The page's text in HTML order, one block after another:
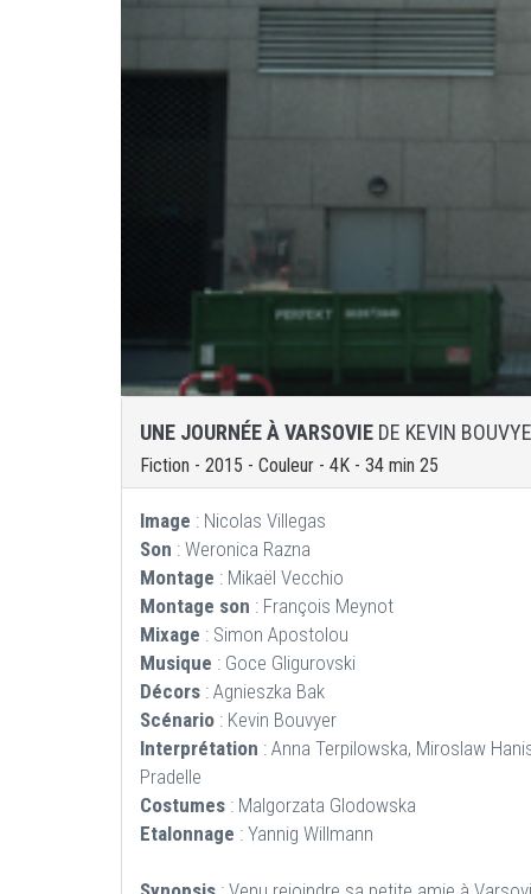
UNE JOURNÉE À VARSOVIE DE KEVIN
Fiction - 2015 - Couleur - 4K - 34 min 25
Image : Nicolas Villegas
Son : Weronica Razna
Montage : Mikaël Vecchio
Montage son : François Meynot
Mixage : Simon Apostolou
Musique : Goce Gligurovski
Décors : Agnieszka Bak
Scénario : Kevin Bouvyer
Interprétation : Anna Terpilowska, Miroslaw
Pradelle
Costumes : Malgorzata Glodowska
Etalonnage : Yannig Willmann